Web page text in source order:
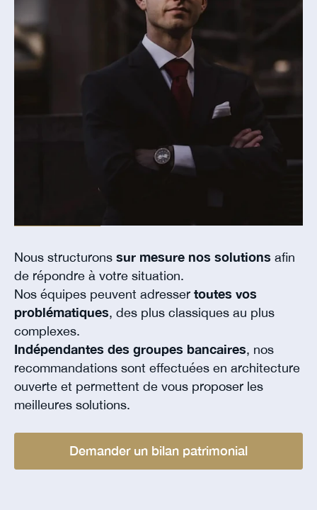
Nous structurons sur mesure nos solutions afin
de répondre à votre situation.
Nos équipes peuvent adresser toutes vos
problématiques, des plus classiques au plus
complexes.
Indépendantes des groupes bancaires, nos
recommandations sont effectuées en architecture
ouverte et permettent de vous proposer les
meilleures solutions.
Demander un bilan patrimonial